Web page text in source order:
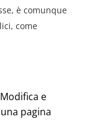
è comunque
come
e
pagina